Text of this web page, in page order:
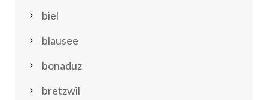
biel
blausee
bonaduz
bretzwil